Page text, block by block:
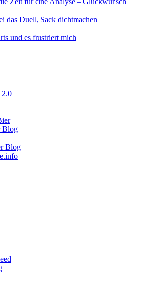
Zeit für eine Analyse – Glückwunsch
das Duell, Sack dichtmachen
und es frustriert mich
2.0
Blog
Blog